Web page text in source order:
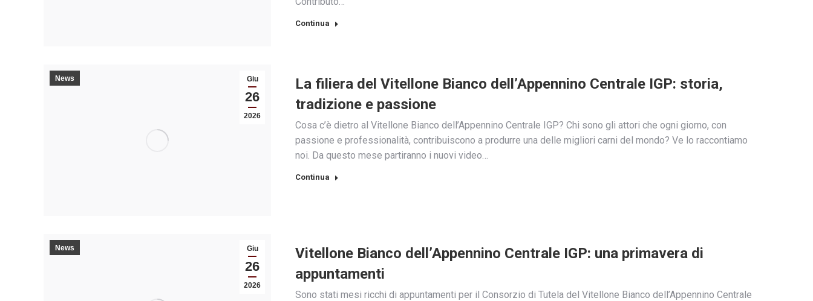
Continua
Giu
26
2026
News
La filiera del Vitellone Bianco dell’Appennino Centrale IGP: storia,
tradizione e passione
Cosa c’è dietro al Vitellone Bianco dell’Appennino Centrale IGP? Chi sono gli attori che ogni giorno, con
passione e professionalità, contribuiscono a produrre una delle migliori carni del mondo? Ve lo raccontiamo
noi. Da questo mese partiranno i nuovi video…
Continua
Giu
26
2026
News
Vitellone Bianco dell’Appennino Centrale IGP: una primavera di
appuntamenti
Sono stati mesi ricchi di appuntamenti per il Consorzio di Tutela del Vitellone Bianco dell’Appennino Centrale